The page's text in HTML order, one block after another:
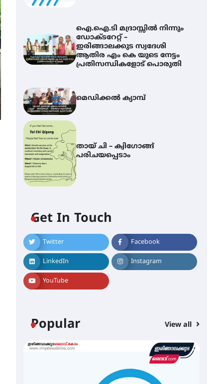
ഐ.ഐ.ടി മദ്രാസ്സിൽ നിന്നും
ഡോക്ടറേറ്റ് –
ഇരിങ്ങാലക്കുട സ്വദേശി
ആതിര എം കെ യുടെ നേട്ടം
പ്രതിസന്ധികളോട് പൊരുതി
മെഡിക്കൽ ക്യാമ്പ്
തായ് ചി – ക്വിഗോങ്ങ്
പരിചയപ്പെടാം
Get In Touch
Twitter Facebook
LinkedIn Instagram
YouTube
Popular View all
ഐ.ഐ.ടി മദ്രാസ്സിൽ നിന്നും
ഡോക്ടറേറ്റ് – ഇരിങ്ങാലക്കുട
സ്വദേശി ആതിര എം കെ
യുടെ നേട്ടം പ്രതിസന്ധികളോട്
പൊരുതി
തായ് ചി – ക്വിഗോങ്ങ്
പരിചയപ്പെടാം